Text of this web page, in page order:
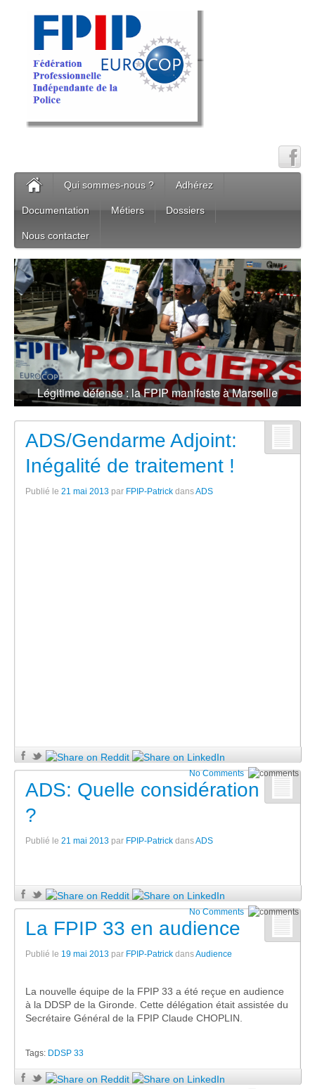
Qui sommes-nous ? Adhérez
Documentation Métiers Dossiers
Nous contacter
Légitime défense : la FPIP manifeste à Marseille
ADS/Gendarme Adjoint:
Inégalité de traitement !
Publié le 21 mai 2013 par FPIP-Patrick dansADS
No Comments
ADS: Quelle considération
?
Publié le 21 mai 2013 par FPIP-Patrick dansADS
No Comments
La FPIP 33 en audience
Publié le 19 mai 2013 par FPIP-Patrick dansAudience
La nouvelle équipe de la FPIP 33 a été reçue en audience
à la DDSP de la Gironde. Cette délégation était assistée du
Secrétaire Général de la FPIP Claude CHOPLIN.
Tags: DDSP 33